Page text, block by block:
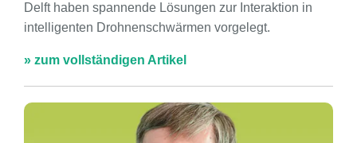
Delft haben spannende Lösungen zur Interaktion in
intelligenten Drohnenschwärmen vorgelegt.
» zum vollständigen Artikel